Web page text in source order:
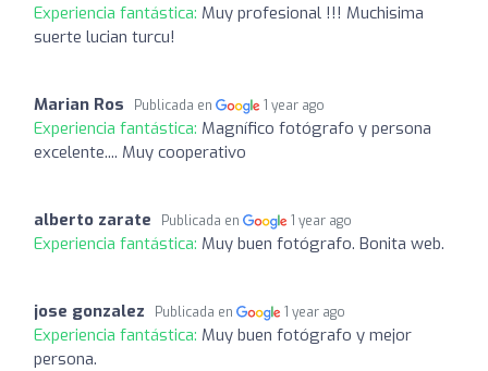
Experiencia fantástica: Muy profesional !!! Muchisima
suerte lucian turcu!
Marian Ros Publicada en 1 year ago
Experiencia fantástica: Magnífico fotógrafo y persona
excelente.... Muy cooperativo
alberto zarate Publicada en 1 year ago
Experiencia fantástica: Muy buen fotógrafo. Bonita web.
jose gonzalez Publicada en 1 year ago
Experiencia fantástica: Muy buen fotógrafo y mejor
persona.